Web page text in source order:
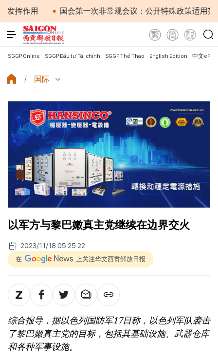
国会第一次非常规会议：公开特殊政策适用范围内的
SGGP Online SGGP Đầu tư Tài chính SGGP Thể Thao English Edition 中文
国际
以军方与黎巴嫩真主党继续在边界交火
2023/11/18 05:25:22
在 上关注华文西贡解放日报
综合报导，据以色列国防军17日称，以色列军队袭击
了黎巴嫩真主党的目标，包括其基础设施、武器仓库
和各种军事设施。